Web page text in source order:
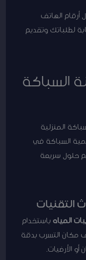
الهاتف
لطلباتك وتقديم
السباكة
المنزلية
السباكة في
حلول سريعة
التقنيات
المياهباستخدام
مكان التسرب بدقة
الأرضيات.